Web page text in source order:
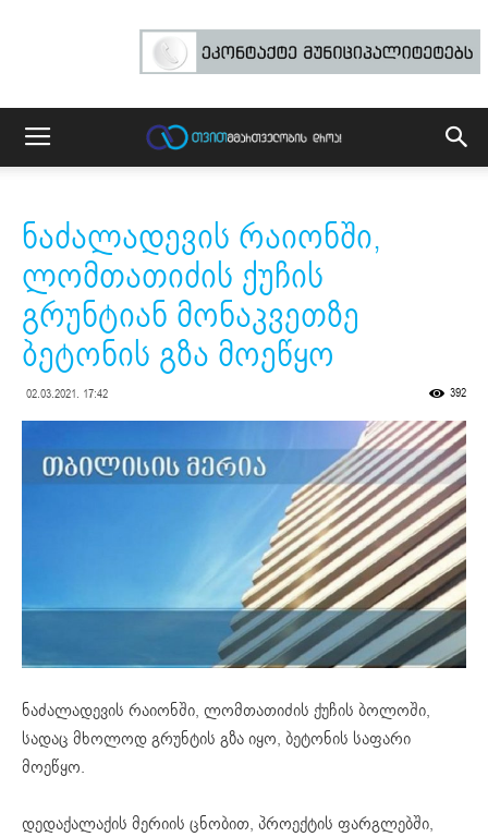
ნაძალადევის რაიონში,
ლომთათიძის ქუჩის
გრუნტიან მონაკვეთზე
ბეტონის გზა მოეწყო
02.03.2021. 17:42 392
ნაძალადევის რაიონში, ლომთათიძის ქუჩის ბოლოში,
სადაც მხოლოდ გრუნტის გზა იყო, ბეტონის საფარი
მოეწყო.
დედაქალაქის მერიის ცნობით, პროექტის ფარგლებში,